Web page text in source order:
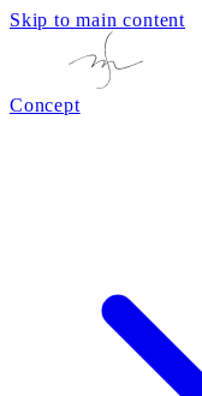
Skip to main content
Concept